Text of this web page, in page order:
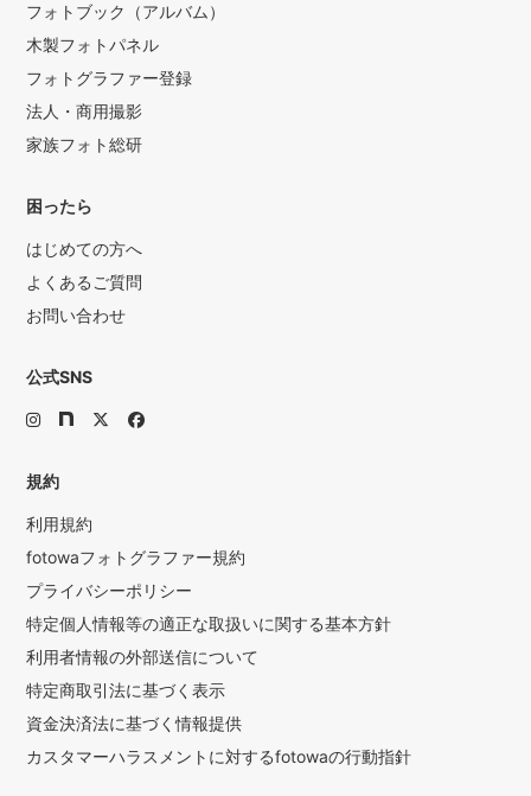
フォトブック（アルバム）
木製フォトパネル
フォトグラファー登録
法人・商用撮影
家族フォト総研
困ったら
はじめての方へ
よくあるご質問
お問い合わせ
公式SNS
規約
利用規約
fotowaフォトグラファー規約
プライバシーポリシー
特定個人情報等の適正な取扱いに関する基本方針
利用者情報の外部送信について
特定商取引法に基づく表示
資金決済法に基づく情報提供
カスタマーハラスメントに対するfotowaの行動指針